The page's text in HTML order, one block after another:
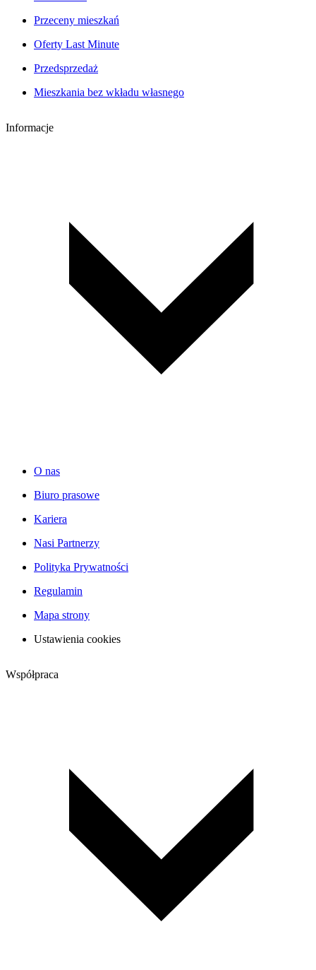
Przeceny mieszkań
Oferty Last Minute
Przedsprzedaż
Mieszkania bez wkładu własnego
Informacje
O nas
Biuro prasowe
Kariera
Nasi Partnerzy
Polityka Prywatności
Regulamin
Mapa strony
Ustawienia cookies
Współpraca